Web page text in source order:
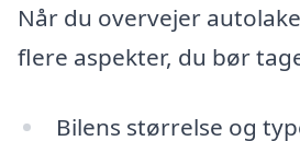
Når du overvejer
flere aspekter, du bør
Bilens størrelse og